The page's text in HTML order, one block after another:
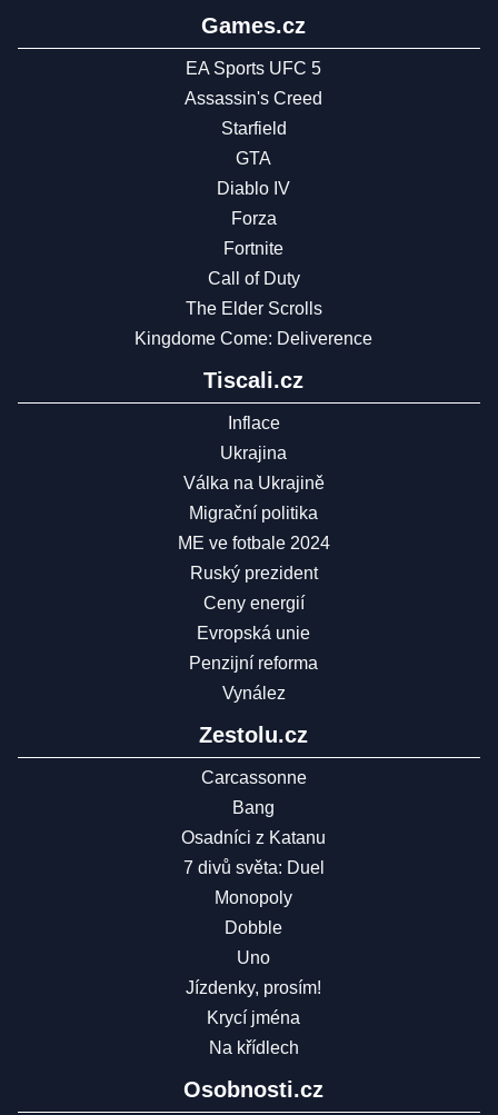
Games.cz
EA Sports UFC 5
Assassin's Creed
Starfield
GTA
Diablo IV
Forza
Fortnite
Call of Duty
The Elder Scrolls
Kingdome Come: Deliverence
Tiscali.cz
Inflace
Ukrajina
Válka na Ukrajině
Migrační politika
ME ve fotbale 2024
Ruský prezident
Ceny energií
Evropská unie
Penzijní reforma
Vynález
Zestolu.cz
Carcassonne
Bang
Osadníci z Katanu
7 divů světa: Duel
Monopoly
Dobble
Uno
Jízdenky, prosím!
Krycí jména
Na křídlech
Osobnosti.cz